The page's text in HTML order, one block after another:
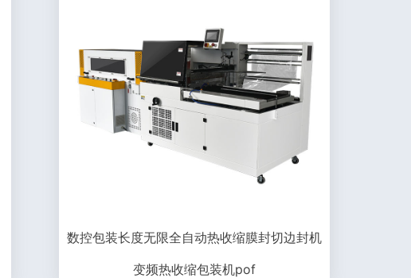
数控包装长度无限全自动热收缩膜封切边封机
变频热收缩包装机pof